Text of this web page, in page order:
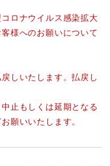
ロナウイルス感染拡大
様へのお願いについて
しいたします。払戻し
止もしくは延期となる
願いいたします。